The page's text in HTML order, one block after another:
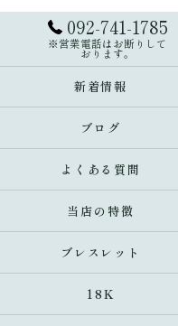
092-741-1785
※営業電話はお断りして
おります。
新着情報
ブログ
よくある質問
当店の特徴
ブレスレット
18K